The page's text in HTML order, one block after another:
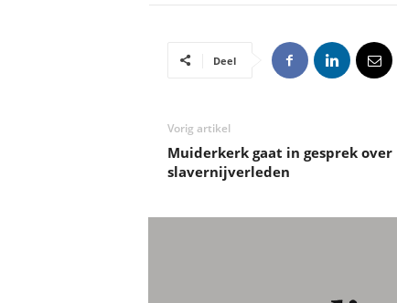
Deel
Vorig artikel
Muiderkerk gaat in gesprek over
slavernijverleden